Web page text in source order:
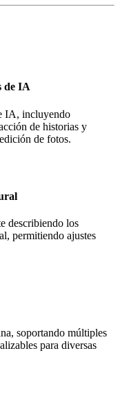
de IA
IA, incluyendo
de historias y
de fotos.
describiendo los
permitiendo ajustes
soportando múltiples
para diversas